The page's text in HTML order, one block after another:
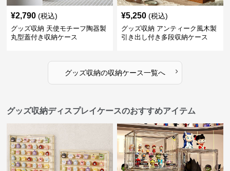
¥2,790 (税込)
グッズ収納 天使モチーフ陶器製
丸型蓋付き収納ケース
¥5,250 (税込)
グッズ収納 アンティーク風木製
引き出し付き多段収納ケース
グッズ収納の収納ケース一覧へ ›
グッズ収納ディスプレイケースのおすすめアイテム